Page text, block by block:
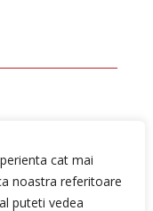
cat mai
noastra referitoare
puteti vedea